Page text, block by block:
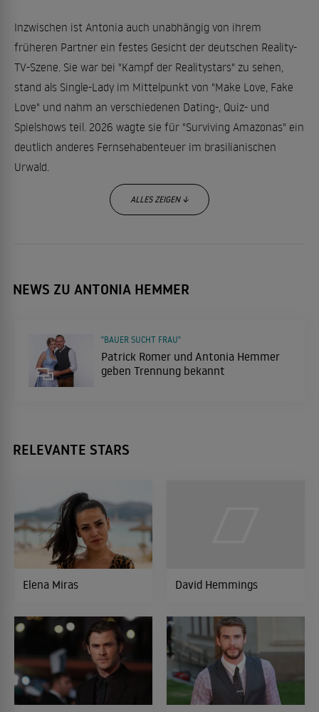
Inzwischen ist Antonia auch unabhängig von ihrem
früheren Partner ein festes Gesicht der deutschen Reality-
TV-Szene. Sie war bei "Kampf der Realitystars" zu sehen,
stand als Single-Lady im Mittelpunkt von "Make Love, Fake
Love" und nahm an verschiedenen Dating-, Quiz- und
Spielshows teil. 2026 wagte sie für "Surviving Amazonas" ein
deutlich anderes Fernsehabenteuer im brasilianischen
Urwald.
ALLES ZEIGEN ↓
Privatleben. Außerdem sammelte sie erste Erfahrungen als
NEWS ZU ANTONIA HEMMER
Patrick Romer und Antonia Hemmer
geben Trennung bekannt
"BAUER SUCHT FRAU"
RELEVANTE STARS
Elena Miras David Hemmings